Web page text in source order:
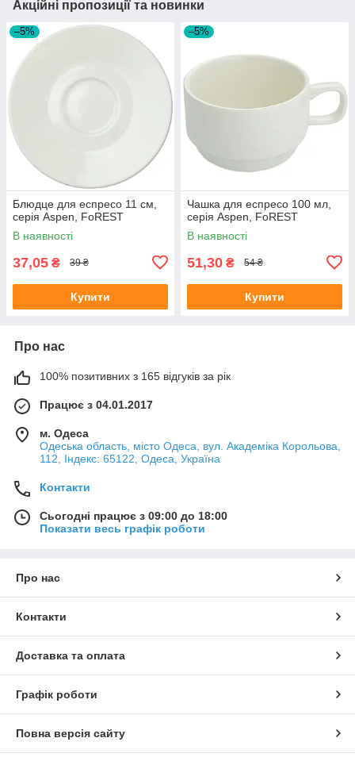
Акційні пропозиції та новинки
–5%
Блюдце для еспресо 11 см,
серія Aspen, FoREST
В наявності
37,05 ₴ 39 ₴
Купити
–5%
Чашка для еспресо 100 мл,
серія Aspen, FoREST
В наявності
51,30 ₴ 54 ₴
Купити
Про нас
100% позитивних з 165 відгуків за рік
Працює з 04.01.2017
м. Одеса
Одеська область, місто Одеса, вул. Академіка Корольова,
112, Індекс: 65122, Одеса, Україна
Контакти
Сьогодні працює з 09:00 до 18:00
Показати весь графік роботи
Про нас
Контакти
Доставка та оплата
Графік роботи
Повна версія сайту